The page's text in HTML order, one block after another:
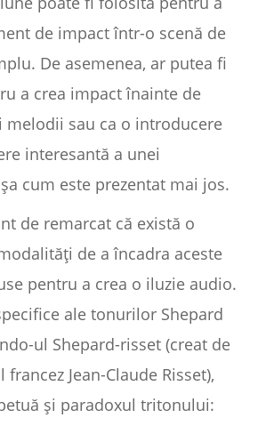
de impact într-o scenă de
De asemenea, ar putea fi
a crea impact înainte de
melodii sau ca o introducere
interesantă a unei
cum este prezentat mai jos.
de remarcat că există o
de a încadra aceste
pentru a crea o iluzie audio.
ale tonurilor Shepard
ul Shepard-risset (creat de
Jean-Claude Risset),
și paradoxul tritonului: